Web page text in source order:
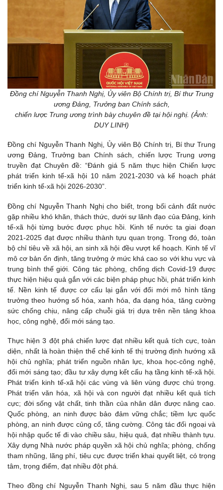
Đồng chí Nguyễn Thanh Nghị, Ủy viên Bộ Chính trị, Bí thư Trung
ương Đảng, Trưởng ban Chính sách,
chiến lược Trung ương trình bày chuyên đề tại hội nghị. (Ảnh:
DUY LINH)
Đồng chí Nguyễn Thanh Nghị, Ủy viên Bộ Chính trị, Bí thư Trung
ương Đảng, Trưởng ban Chính sách, chiến lược Trung ương
truyền đạt Chuyên đề: “Đánh giá 5 năm thực hiện Chiến lược
phát triển kinh tế-xã hội 10 năm 2021-2030 và kế hoạch phát
triển kinh tế-xã hội 2026-2030”.
Đồng chí Nguyễn Thanh Nghị cho biết, trong bối cảnh đất nước
gặp nhiều khó khăn, thách thức, dưới sự lãnh đạo của Đảng, kinh
tế-xã hội từng bước được phục hồi. Kinh tế nước ta giai đoạn
2021-2025 đạt được nhiều thành tựu quan trọng. Trong đó, toàn
bộ chỉ tiêu về xã hội, an sinh xã hội đều vượt kế hoạch. Kinh tế vĩ
mô cơ bản ổn định, tăng trưởng ở mức khá cao so với khu vực và
trung bình thế giới. Công tác phòng, chống dịch Covid-19 được
thực hiện hiệu quả gắn với các biện pháp phục hồi, phát triển kinh
tế. Nền kinh tế được cơ cấu lại gắn với đổi mới mô hình tăng
trưởng theo hướng số hóa, xanh hóa, đa dạng hóa, tăng cường
sức chống chịu, nâng cấp chuỗi giá trị dựa trên nền tảng khoa
học, công nghệ, đổi mới sáng tạo.
Thực hiện 3 đột phá chiến lược đạt nhiều kết quả tích cực, toàn
diện, nhất là hoàn thiện thể chế kinh tế thị trường định hướng xã
hội chủ nghĩa; phát triển nguồn nhân lực, khoa học-công nghệ,
đổi mới sáng tạo; đầu tư xây dựng kết cấu hạ tầng kinh tế-xã hội.
Phát triển kinh tế-xã hội các vùng và liên vùng được chú trọng.
Phát triển văn hóa, xã hội và con người đạt nhiều kết quả tích
cực; đời sống vật chất, tinh thần của nhân dân được nâng cao.
Quốc phòng, an ninh được bảo đảm vững chắc; tiềm lực quốc
phòng, an ninh được củng cố, tăng cường. Công tác đối ngoại và
hội nhập quốc tế đi vào chiều sâu, hiệu quả, đạt nhiều thành tựu.
Xây dựng Nhà nước pháp quyền xã hội chủ nghĩa; phòng, chống
tham nhũng, lãng phí, tiêu cực được triển khai quyết liệt, có trọng
tâm, trọng điểm, đạt nhiều đột phá.
Theo đồng chí Nguyễn Thanh Nghị, sau 5 năm đầu thực hiện